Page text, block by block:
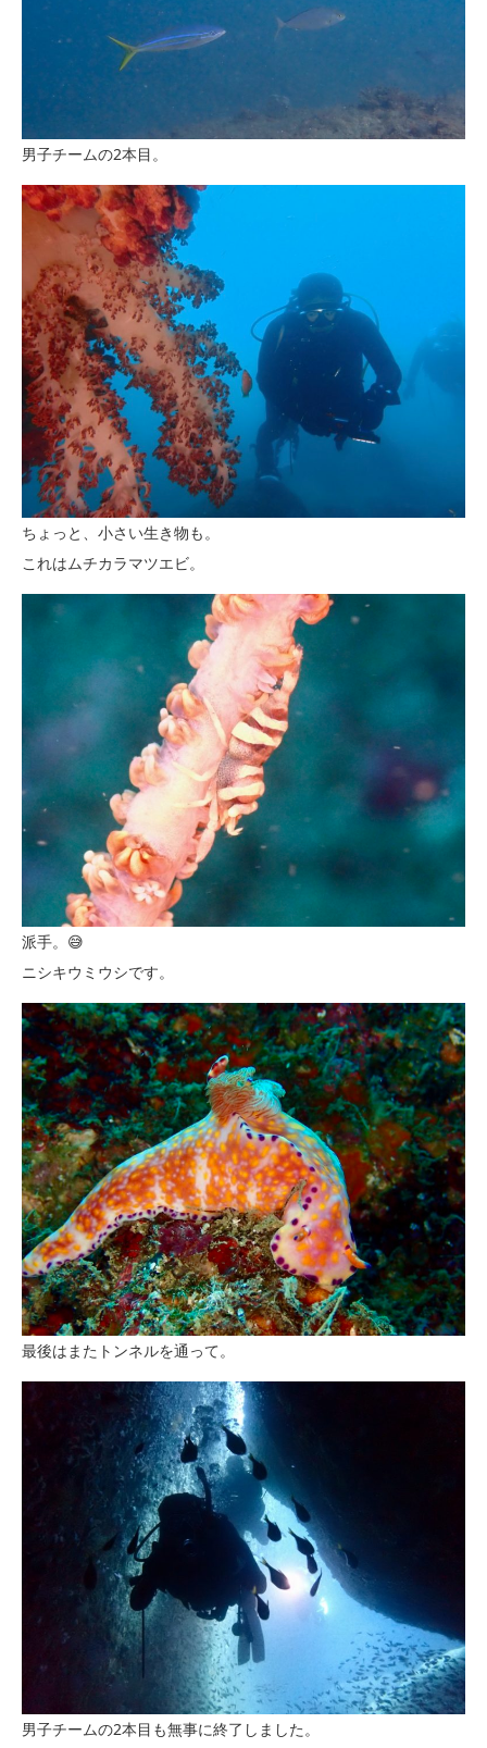
男子チームの2本目。
ちょっと、小さい生き物も。
これはムチカラマツエビ。
派手。😅
ニシキウミウシです。
最後はまたトンネルを通って。
男子チームの2本目も無事に終了しました。